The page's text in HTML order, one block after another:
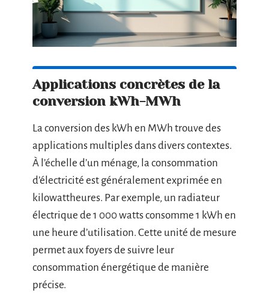
Applications concrètes de la
conversion kWh-MWh
La conversion des kWh en MWh trouve des
applications multiples dans divers contextes.
À l’échelle d’un ménage, la consommation
d’électricité est généralement exprimée en
kilowattheures. Par exemple, un radiateur
électrique de 1 000 watts consomme 1 kWh en
une heure d’utilisation. Cette unité de mesure
permet aux foyers de suivre leur
consommation énergétique de manière
précise.